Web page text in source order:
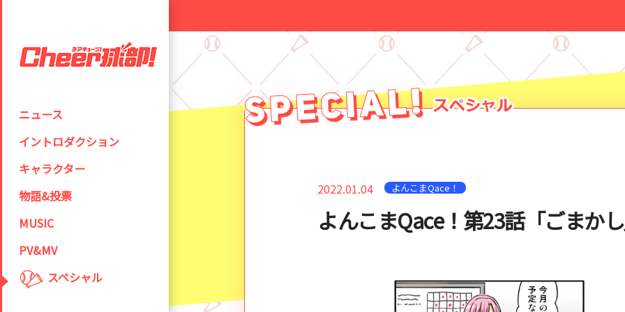
ニュース
イントロダクション
キャラクター
物語&投票
MUSIC
PV&MV
スペシャル
2022.01.04 よんこまQace！
よんこまQace！第23話「ごまか